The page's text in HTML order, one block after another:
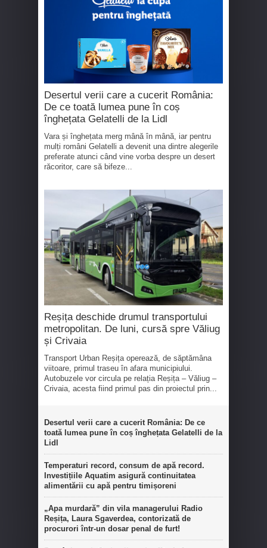
Desertul verii care a cucerit România:
De ce toată lumea pune în coș
înghețata Gelatelli de la Lidl
Vara și înghețata merg mână în mână, iar pentru
mulți români Gelatelli a devenit una dintre alegerile
preferate atunci când vine vorba despre un desert
răcoritor, care să bifeze...
Reșița deschide drumul transportului
metropolitan. De luni, cursă spre Văliug
și Crivaia
Transport Urban Reșița operează, de săptămâna
viitoare, primul traseu în afara municipiului.
Autobuzele vor circula pe relația Reșița – Văliug –
Crivaia, acesta fiind primul pas din proiectul prin...
Desertul verii care a cucerit România: De ce
toată lumea pune în coș înghețata Gelatelli de la
Lidl
Temperaturi record, consum de apă record.
Investițiile Aquatim asigură continuitatea
alimentării cu apă pentru timișoreni
„Apa murdară” din vila managerului Radio
Reșița, Laura Sgaverdea, contorizată de
procurori într-un dosar penal de furt!